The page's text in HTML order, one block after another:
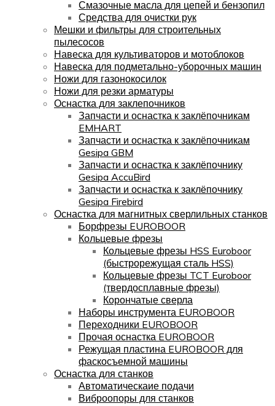
Смазочные масла для цепей и бензопил
Средства для очистки рук
Мешки и фильтры для строительных
пылесосов
Навеска для культиваторов и мотоблоков
Навеска для подметально-уборочных машин
Ножи для газонокосилок
Ножи для резки арматуры
Оснастка для заклепочников
Запчасти и оснастка к заклёпочникам
EMHART
Запчасти и оснастка к заклёпочникам
Gesipa GBM
Запчасти и оснастка к заклёпочнику
Gesipa AccuBird
Запчасти и оснастка к заклёпочнику
Gesipa Firebird
Оснастка для магнитных сверлильных станков
Борфрезы EUROBOOR
Кольцевые фрезы
Кольцевые фрезы HSS Euroboor
(быстрорежущая сталь HSS)
Кольцевые фрезы TCT Euroboor
(твердосплавные фрезы)
Корончатые сверла
Наборы инструмента EUROBOOR
Переходники EUROBOOR
Прочая оснастка EUROBOOR
Режущая пластина EUROBOOR для
фаскосъемной машины
Оснастка для станков
Автоматическаие подачи
Виброопоры для станков